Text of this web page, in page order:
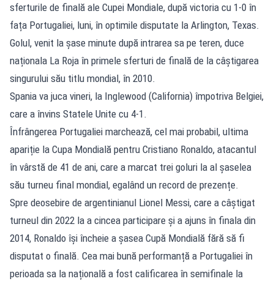
sferturile de finală ale Cupei Mondiale, după victoria cu 1-0 în
fața Portugaliei, luni, în optimile disputate la Arlington, Texas.
Golul, venit la șase minute după intrarea sa pe teren, duce
naționala La Roja în primele sferturi de finală de la câștigarea
singurului său titlu mondial, în 2010.
Spania va juca vineri, la Inglewood (California) împotriva Belgiei,
care a învins Statele Unite cu 4-1.
Înfrângerea Portugaliei marchează, cel mai probabil, ultima
apariție la Cupa Mondială pentru Cristiano Ronaldo, atacantul
în vârstă de 41 de ani, care a marcat trei goluri la al șaselea
său turneu final mondial, egalând un record de prezențe.
Spre deosebire de argentinianul Lionel Messi, care a câștigat
turneul din 2022 la a cincea participare și a ajuns în finala din
2014, Ronaldo își încheie a șasea Cupă Mondială fără să fi
disputat o finală. Cea mai bună performanță a Portugaliei în
perioada sa la națională a fost calificarea în semifinale la